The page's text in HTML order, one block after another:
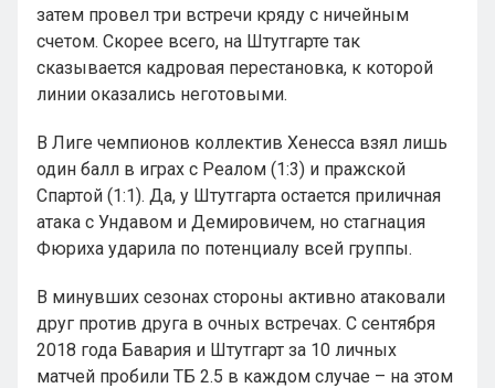
затем провел три встречи кряду с ничейным
счетом. Скорее всего, на Штутгарте так
сказывается кадровая перестановка, к которой
линии оказались неготовыми.
В Лиге чемпионов коллектив Хенесса взял лишь
один балл в играх с Реалом (1:3) и пражской
Спартой (1:1). Да, у Штутгарта остается приличная
атака с Ундавом и Демировичем, но стагнация
Фюриха ударила по потенциалу всей группы.
В минувших сезонах стороны активно атаковали
друг против друга в очных встречах. С сентября
2018 года Бавария и Штутгарт за 10 личных
матчей пробили ТБ 2.5 в каждом случае – на этом